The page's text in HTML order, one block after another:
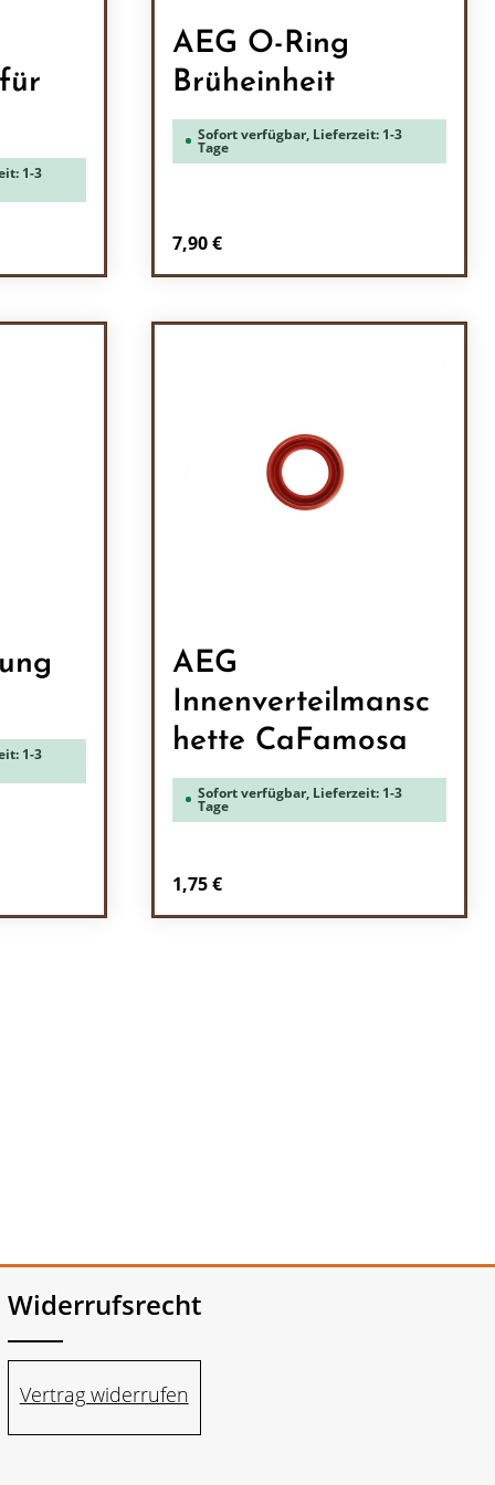
1-3
AEG O-Ring
Brüheinheit
Sofort verfügbar, Lieferzeit: 1-3
Tage
Regulärer Preis:
7,90 €
1-3
AEG
Innenverteilmansc
hette CaFamosa
Sofort verfügbar, Lieferzeit: 1-3
Tage
Regulärer Preis:
1,75 €
Widerrufsrecht
Vertrag widerrufen